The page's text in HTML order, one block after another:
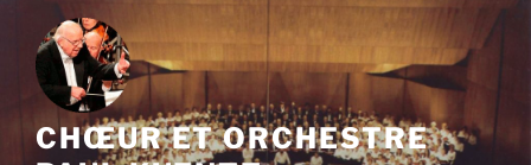
contenu
principal
CHŒUR ET ORCHESTRE